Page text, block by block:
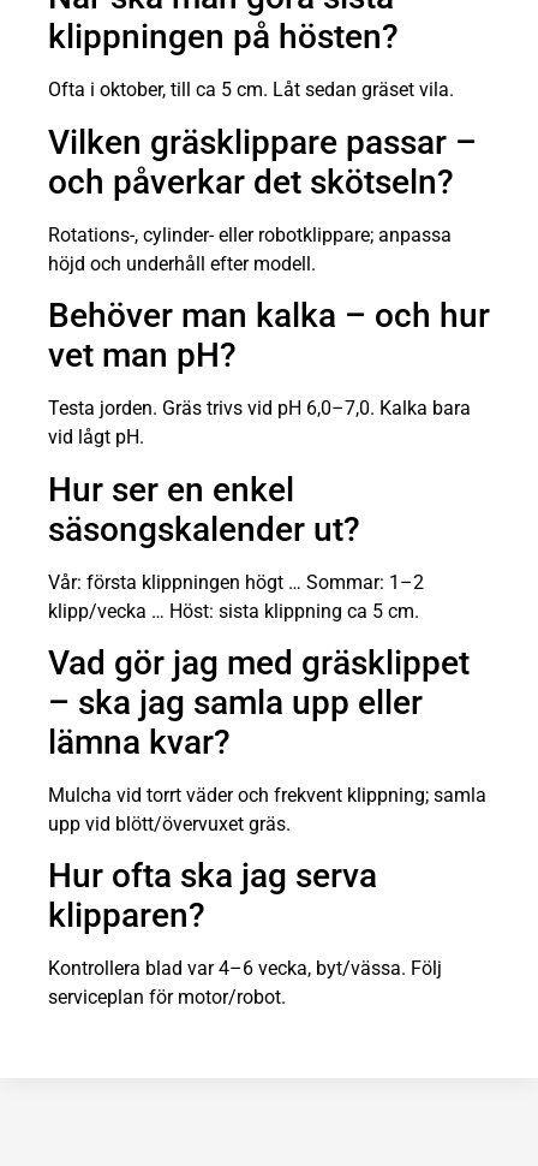
klippningen på hösten?
Ofta i oktober, till ca 5 cm. Låt sedan gräset vila.
Vilken gräsklippare passar –
och påverkar det skötseln?
Rotations-, cylinder- eller robotklippare; anpassa
höjd och underhåll efter modell.
Behöver man kalka – och hur
vet man pH?
Testa jorden. Gräs trivs vid pH 6,0–7,0. Kalka bara
vid lågt pH.
Hur ser en enkel
säsongskalender ut?
Vår: första klippningen högt … Sommar: 1–2
klipp/vecka … Höst: sista klippning ca 5 cm.
Vad gör jag med gräsklippet
– ska jag samla upp eller
lämna kvar?
Mulcha vid torrt väder och frekvent klippning; samla
upp vid blött/övervuxet gräs.
Hur ofta ska jag serva
klipparen?
Kontrollera blad var 4–6 vecka, byt/vässa. Följ
serviceplan för motor/robot.